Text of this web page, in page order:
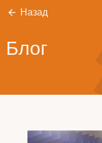
Назад
Блог